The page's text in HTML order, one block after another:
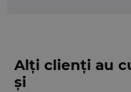
Alți clienți au
și